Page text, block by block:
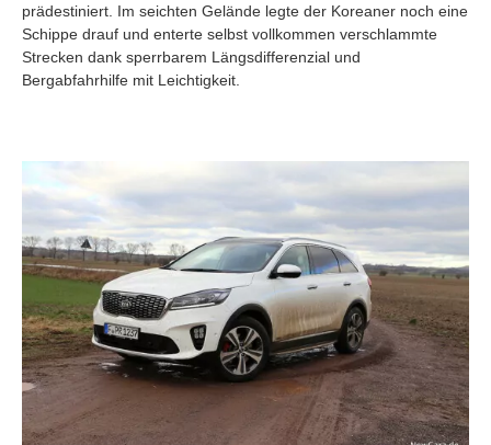
prädestiniert. Im seichten Gelände legte der Koreaner noch eine
Schippe drauf und enterte selbst vollkommen verschlammte
Strecken dank sperrbarem Längsdifferenzial und
Bergabfahrhilfe mit Leichtigkeit.